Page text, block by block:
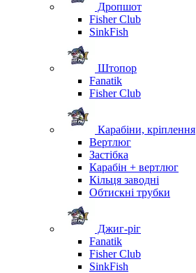
Дропшот
Fisher Club
SinkFish
Штопор
Fanatik
Fisher Club
Карабіни, кріплення
Вертлюг
Застібка
Карабін + вертлюг
Кільця заводні
Обтискні трубки
Джиг-ріг
Fanatik
Fisher Club
SinkFish